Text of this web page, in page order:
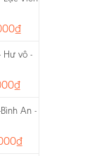
₫
Hư vô -
₫
An -
₫